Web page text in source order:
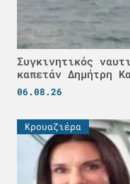
Συγκινητικός
καπετάν Δημήτρη
06.08.26
Κρουαζιέρα